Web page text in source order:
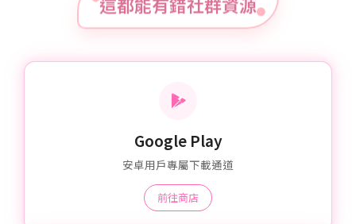
Google Play
安卓用戶專屬下載通道
前往商店